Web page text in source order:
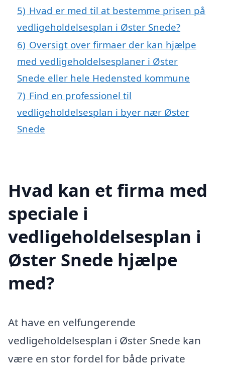
5) Hvad er med til at bestemme prisen på
vedligeholdelsesplan i Øster Snede?
6) Oversigt over firmaer der kan hjælpe
med vedligeholdelsesplaner i Øster
Snede eller hele Hedensted kommune
7) Find en professionel til
vedligeholdelsesplan i byer nær Øster
Snede
Hvad kan et firma med
speciale i
vedligeholdelsesplan i
Øster Snede hjælpe
med?
At have en velfungerende
vedligeholdelsesplan i Øster Snede kan
være en stor fordel for både private